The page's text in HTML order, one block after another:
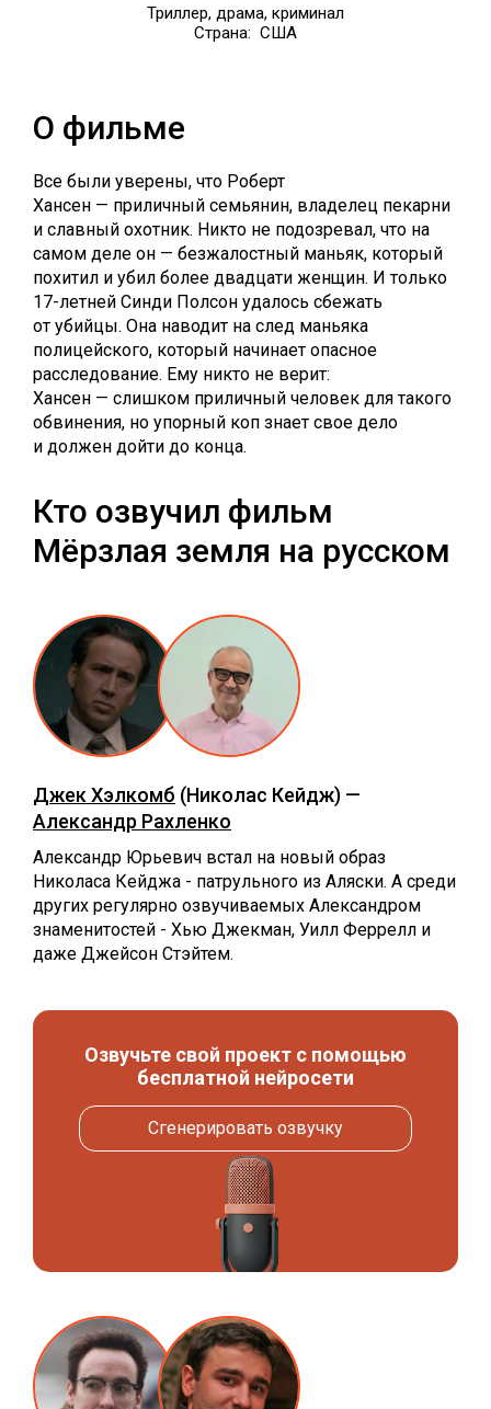
Триллер, драма, криминал
Страна: США
О фильме
Все были уверены, что Роберт
Хансен — приличный семьянин, владелец пекарни
и славный охотник. Никто не подозревал, что на
самом деле он — безжалостный маньяк, который
похитил и убил более двадцати женщин. И только
17-летней Синди Полсон удалось сбежать
от убийцы. Она наводит на след маньяка
полицейского, который начинает опасное
расследование. Ему никто не верит:
Хансен — слишком приличный человек для такого
обвинения, но упорный коп знает свое дело
и должен дойти до конца.
Кто озвучил фильм
Мёрзлая земля на русском
Джек Хэлкомб (Николас Кейдж) —
Александр Рахленко
Александр Юрьевич встал на новый образ
Николаса Кейджа - патрульного из Аляски. А среди
других регулярно озвучиваемых Александром
знаменитостей - Хью Джекман, Уилл Феррелл и
даже Джейсон Стэйтем.
Озвучьте свой проект с помощью
бесплатной нейросети
Сгенерировать озвучку